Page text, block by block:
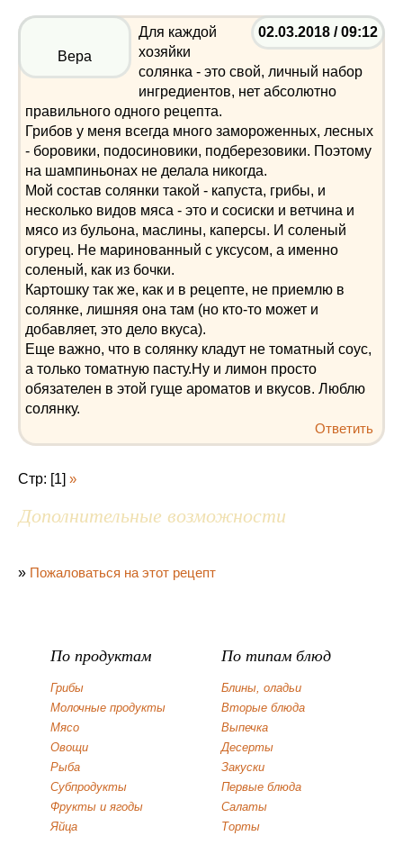
02.03.2018 / 09:12
Вера
Для каждой
хозяйки
солянка - это свой, личный набор
ингредиентов, нет абсолютно
правильного одного рецепта.
Грибов у меня всегда много замороженных, лесных
- боровики, подосиновики, подберезовики. Поэтому
на шампиньонах не делала никогда.
Мой состав солянки такой - капуста, грибы, и
несколько видов мяса - это и сосиски и ветчина и
мясо из бульона, маслины, каперсы. И соленый
огурец. Не маринованный с уксусом, а именно
соленый, как из бочки.
Картошку так же, как и в рецепте, не приемлю в
солянке, лишняя она там (но кто-то может и
добавляет, это дело вкуса).
Еще важно, что в солянку кладут не томатный соус,
а только томатную пасту.Ну и лимон просто
обязателен в этой гуще ароматов и вкусов. Люблю
солянку.
Ответить
Стр: [1] »
Дополнительные возможности
» Пожаловаться на этот рецепт
По продуктам
Грибы
Молочные продукты
Мясо
Овощи
Рыба
Субпродукты
Фрукты и ягоды
Яйца
По типам блюд
Блины, оладьи
Вторые блюда
Выпечка
Десерты
Закуски
Первые блюда
Салаты
Торты